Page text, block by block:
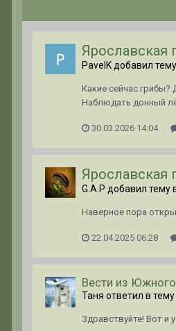
Ярославская
PavelK добавил
Какие сейчас
Наблюдать донный
30.03.2026 14:04
Ярославская
G.A.P добавил тему
Наверное пора
22.04.2025 06:28
Вести из
Таня ответил в
Здравствуйте! Вот и